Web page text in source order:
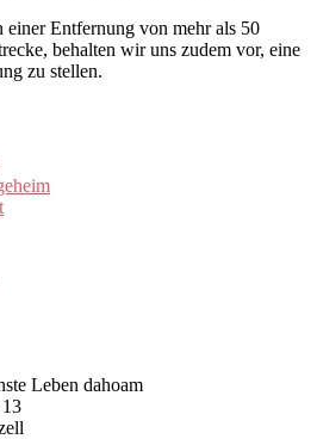
einer Entfernung von mehr als 50
behalten wir uns zudem vor, eine
zu stellen.
Leben dahoam